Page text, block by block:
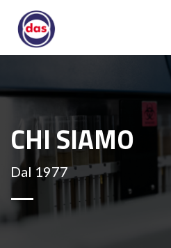
CHI SIAMO
Dal 1977